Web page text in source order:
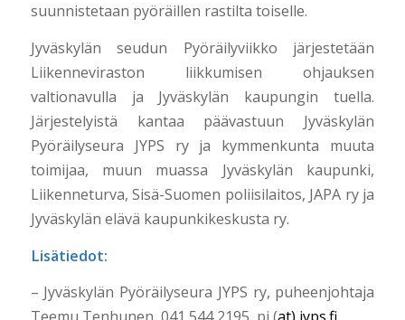
suunnistetaan pyöräillen rastilta toiselle.
Jyväskylän seudun Pyöräilyviikko järjestetään
Liikenneviraston liikkumisen ohjauksen
valtionavulla ja Jyväskylän kaupungin tuella.
Järjestelyistä kantaa päävastuun Jyväskylän
Pyöräilyseura JYPS ry ja kymmenkunta muuta
toimijaa, muun muassa Jyväskylän kaupunki,
Liikenneturva, Sisä-Suomen poliisilaitos, JAPA ry ja
Jyväskylän elävä kaupunkikeskusta ry.
Lisätiedot:
– Jyväskylän Pyöräilyseura JYPS ry, puheenjohtaja